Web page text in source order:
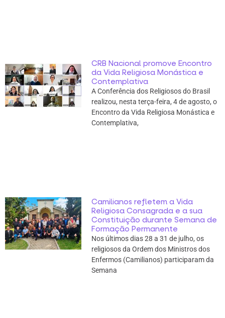
CRB Nacional promove Encontro
da Vida Religiosa Monástica e
Contemplativa
A Conferência dos Religiosos do Brasil
realizou, nesta terça-feira, 4 de agosto, o
Encontro da Vida Religiosa Monástica e
Contemplativa,
Camilianos refletem a Vida
Religiosa Consagrada e a sua
Constituição durante Semana de
Formação Permanente
Nos últimos dias 28 a 31 de julho, os
religiosos da Ordem dos Ministros dos
Enfermos (Camilianos) participaram da
Semana